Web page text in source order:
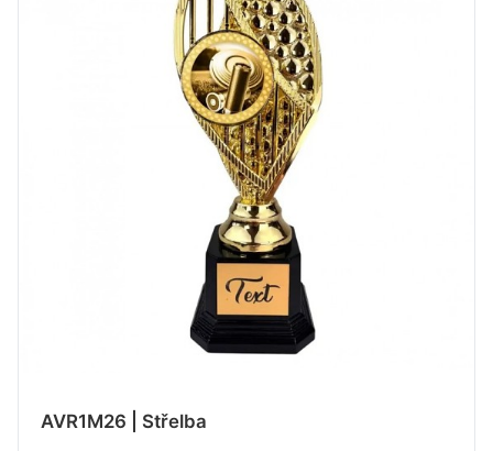
AVR1M26 | Střelba